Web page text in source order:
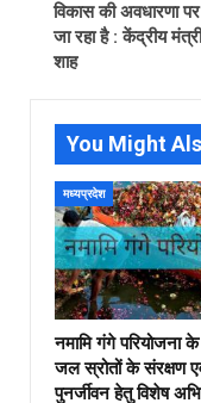
विकास की अवधारणा पर
जा रहा है : केंद्रीय
शाह
You Might
मध्यप्रदेश
नमामि गंगे परियोजना
जल स्रोतों के संरक्षण
पुनर्जीवन हेतु विशेष